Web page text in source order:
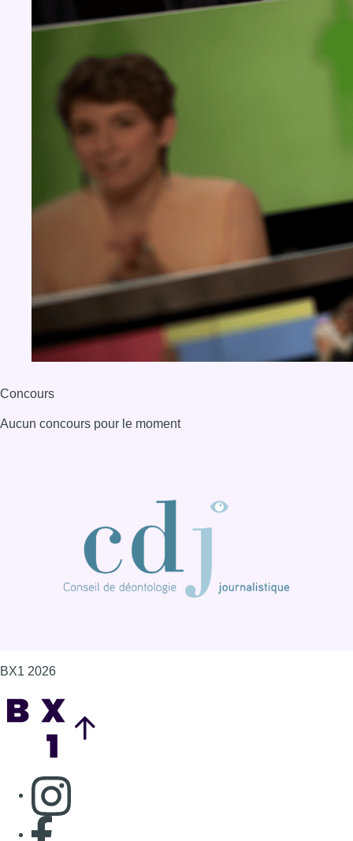
Concours
Aucun concours pour le moment
BX1 2026
Consulter page Instagram
Consulter page Facebook